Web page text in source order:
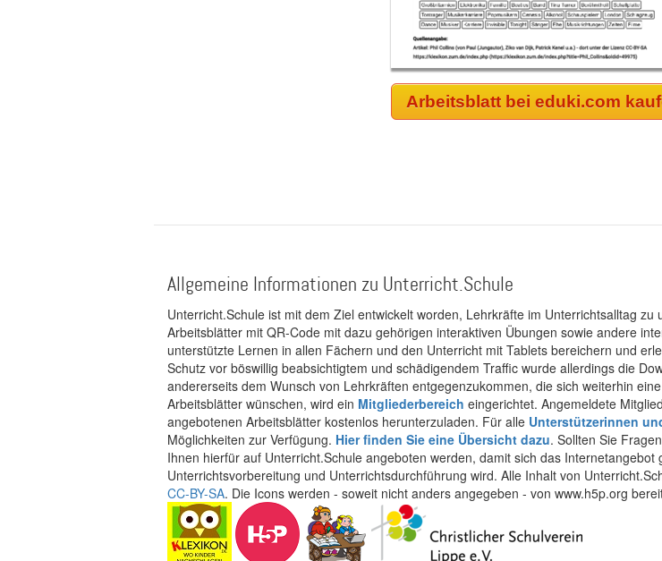
Arbeitsblatt bei eduki.com
Allgemeine Informationen zu Unterricht.Schule
Unterricht.Schule ist mit dem Ziel entwickelt worden, Lehrkräfte im Unterrichtsalltag
Arbeitsblätter mit QR-Code mit dazu gehörigen interaktiven Übungen sowie andere
unterstützte Lernen in allen Fächern und den Unterricht mit Tablets bereichern und
Schutz vor böswillig beabsichtigtem und schädigendem Traffic wurde allerdings die
andererseits dem Wunsch von Lehrkräften entgegenzukommen, die sich weiterhin
Arbeitsblätter wünschen, wird ein Mitgliederbereich eingerichtet. Angemeldete
angebotenen Arbeitsblätter kostenlos herunterzuladen. Für alle Unterstützerinnen
Möglichkeiten zur Verfügung. Hier finden Sie eine Übersicht dazu. Sollten Sie
Ihnen hierfür auf Unterricht.Schule angeboten werden, damit sich das
Unterrichtsvorbereitung und Unterrichtsdurchführung wird. Alle Inhalt von
CC-BY-SA. Die Icons werden - soweit nicht anders angegeben - von www.h5p.org